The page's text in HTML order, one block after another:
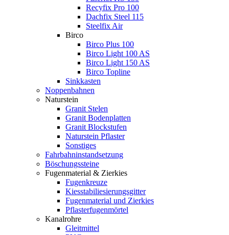
Recyfix Pro 100
Dachfix Steel 115
Steelfix Air
Birco
Birco Plus 100
Birco Light 100 AS
Birco Light 150 AS
Birco Topline
Sinkkasten
Noppenbahnen
Naturstein
Granit Stelen
Granit Bodenplatten
Granit Blockstufen
Naturstein Pflaster
Sonstiges
Fahrbahninstandsetzung
Böschungssteine
Fugenmaterial & Zierkies
Fugenkreuze
Kiesstabiliesierungsgitter
Fugenmaterial und Zierkies
Pflasterfugenmörtel
Kanalrohre
Gleitmittel